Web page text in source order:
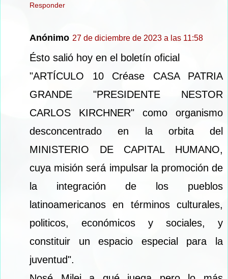
Responder
Anónimo 27 de diciembre de 2023 a las 11:58
Ésto salió hoy en el boletín oficial
"ARTÍCULO 10 Créase CASA PATRIA
GRANDE "PRESIDENTE NESTOR
CARLOS KIRCHNER" como organismo
desconcentrado en la orbita del
MINISTERIO DE CAPITAL HUMANO,
cuya misión será impulsar la promoción de
la integración de los pueblos
latinoamericanos en términos culturales,
politicos, económicos y sociales, y
constituir un espacio especial para la
juventud".